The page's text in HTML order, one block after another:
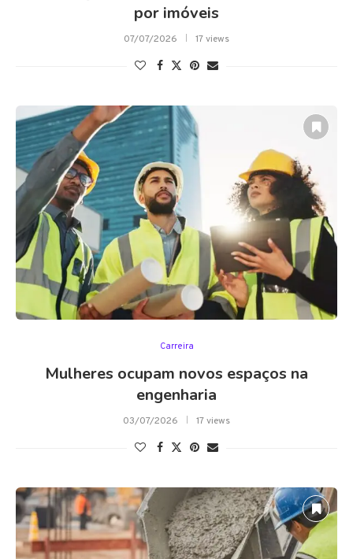
por imóveis
07/07/2026 17 views
Carreira
Mulheres ocupam novos espaços na
engenharia
03/07/2026 17 views